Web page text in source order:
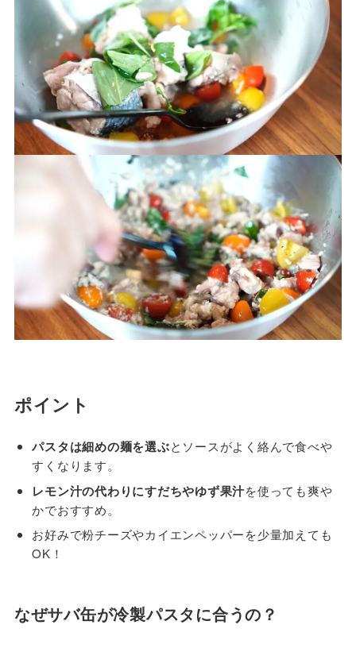
ポイント
パスタは細めの麺を選ぶとソースがよく絡んで食べや
すくなります。
レモン汁の代わりにすだちやゆず果汁を使っても爽や
かでおすすめ。
お好みで粉チーズやカイエンペッパーを少量加えても
OK！
なぜサバ缶が冷製パスタに合うの？